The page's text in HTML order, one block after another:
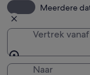
Meerdere
Vertrek vanaf
Naar